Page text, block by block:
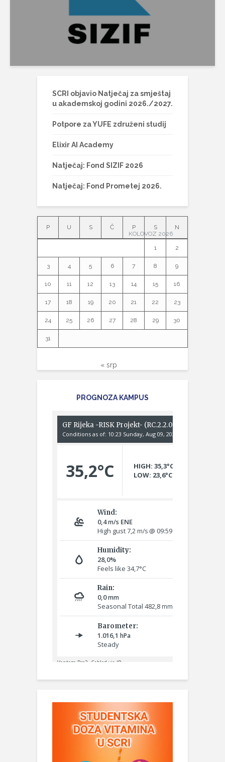
SCRI objavio Natječaj za smještaj
u akademskoj godini 2026./2027.
Potpore za YUFE združeni studij
Elixir AI Academy
Natječaj: Fond SIZIF 2026
Natječaj: Fond Prometej 2026.
KOLOVOZ 2026
P U S Č P S N
1 2
3 4 5 6 7 8 9
10 11 12 13 14 15 16
17 18 19 20 21 22 23
24 25 26 27 28 29 30
31
« srp
PROGNOZA KAMPUS